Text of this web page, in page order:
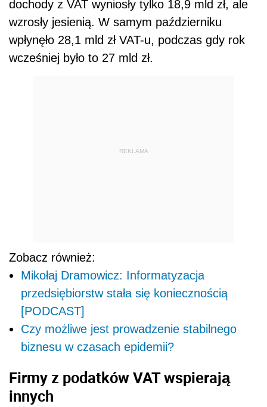
dochody z VAT wyniosły tylko 18,9 mld zł, ale
wzrosły jesienią. W samym październiku
wpłynęło 28,1 mld zł VAT-u, podczas gdy rok
wcześniej było to 27 mld zł.
REKLAMA
Zobacz również:
Mikołaj Dramowicz: Informatyzacja
przedsiębiorstw stała się koniecznością
[PODCAST]
Czy możliwe jest prowadzenie stabilnego
biznesu w czasach epidemii?
Firmy z podatków VAT wspierają
innych